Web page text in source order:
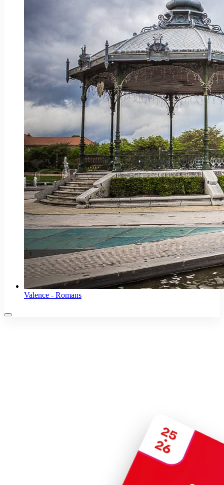
Valence - Romans